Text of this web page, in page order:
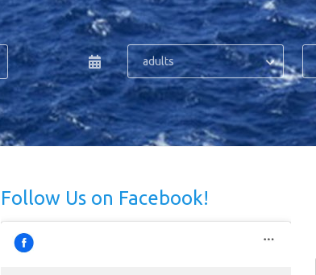
adults
Follow Us on Facebook!